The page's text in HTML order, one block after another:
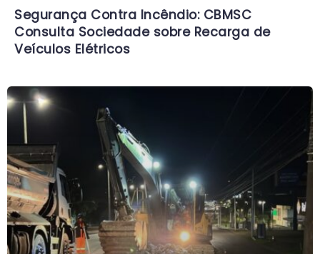
Segurança Contra Incêndio: CBMSC
Consulta Sociedade sobre Recarga de
Veículos Elétricos